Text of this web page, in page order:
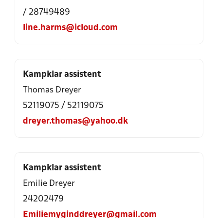
/ 28749489
line.harms@icloud.com
Kampklar assistent
Thomas Dreyer
52119075 / 52119075
dreyer.thomas@yahoo.dk
Kampklar assistent
Emilie Dreyer
24202479
Emiliemyginddreyer@gmail.com